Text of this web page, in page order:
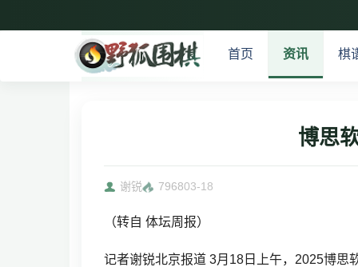
首页 资讯 棋
博思
谢锐 796803-18
（转自 体坛周报）
记者谢锐北京报道 3月18日上午，2025博思